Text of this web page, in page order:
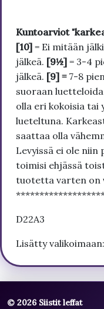
Kuntoarviot
[10] = Ei mitään
jälkeä. [9½] = 3-4
jälkeä. [9] = 7-8
suoraan
olla eri kokoisia tai
lueteltuna.
saattaa olla
Levyissä ei ole niin
toimisi ehjässä
tuotetta varten on
D22A3
Lisätty
© 2026 Siistit leffat